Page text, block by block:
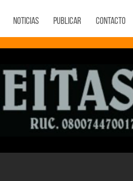
Noticias Publicar Contacto